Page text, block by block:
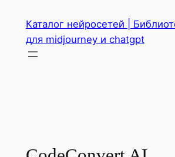
содержимому
Каталог нейросетей |
для midjourney и chatgpt